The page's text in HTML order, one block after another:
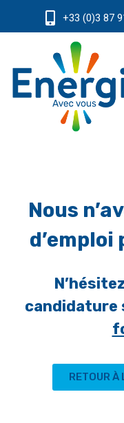
+33 (0)3 87
Nous
d’emploi
candidature
RETOUR À